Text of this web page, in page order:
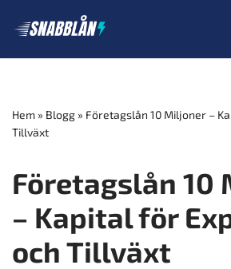
till
Hem » Blogg » Företagslån 10 Miljoner –
Tillväxt
Företagslån 10
– Kapital för
och Tillväxt